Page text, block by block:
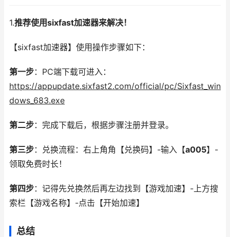
1.推荐使用sixfast加速器来解决！
【sixfast加速器】使用操作步骤如下：
第一步：PC端下载可进入：
https://appupdate.sixfast2.com/official/pc/Sixfast_win
dows_683.exe
第二步：完成下载后，根据步骤注册并登录。
第三步：兑换流程：右上角角【兑换码】-输入【a005】-
领取免费时长！
第四步：记得先兑换然后再左边找到【游戏加速】-上方搜
索栏【游戏名称】-点击【开始加速】
总结